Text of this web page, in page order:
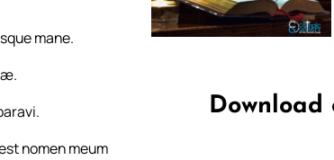
mane.
nomen meum
Download